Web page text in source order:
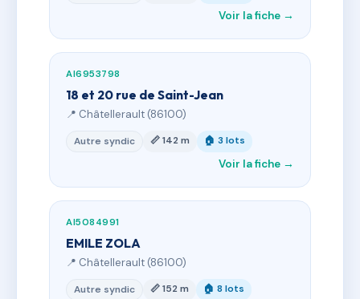
Voir la fiche →
AI6953798
18 et 20 rue de Saint-Jean
📍 Châtellerault (86100)
Autre syndic 📏 142 m 🏠 3 lots
Voir la fiche →
AI5084991
EMILE ZOLA
📍 Châtellerault (86100)
Autre syndic 📏 152 m 🏠 8 lots